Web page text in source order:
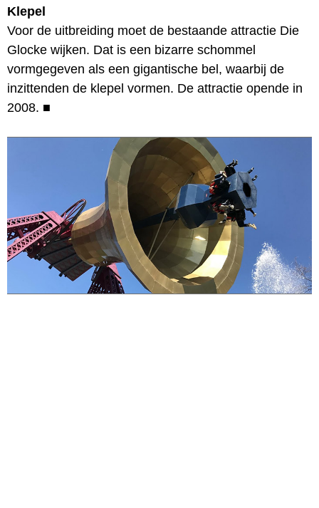
Klepel
Voor de uitbreiding moet de bestaande attractie Die
Glocke wijken. Dat is een bizarre schommel
vormgegeven als een gigantische bel, waarbij de
inzittenden de klepel vormen. De attractie opende in
2008. ■